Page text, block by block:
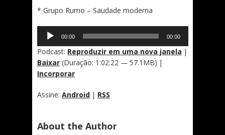
* Grupo Rumo – Saudade moderna
Tocador
áudio
00:00 00:00
Podcast: Reproduzir em uma nova janela |
Baixar (Duração: 1:02:22 — 57.1MB) |
Incorporar
Assine: Android | RSS
About the Author